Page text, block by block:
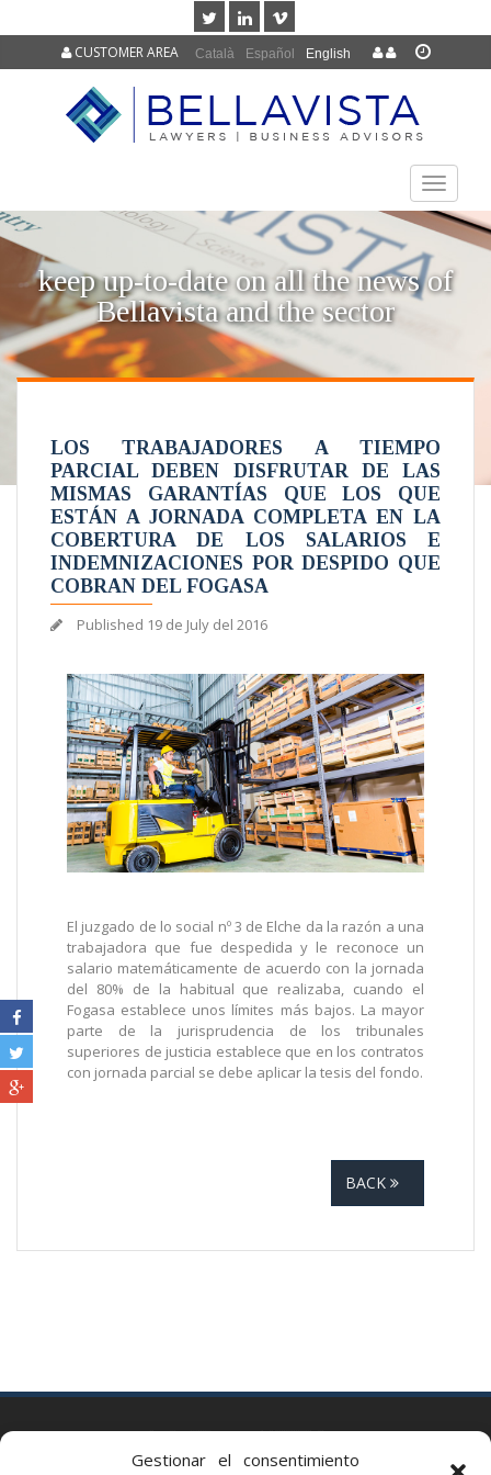
Gestionar el consentimiento
Català Español English
CUSTOMER AREA
TOGGLE
keep up-to-date on all the news of
Bellavista and the sector
LOS TRABAJADORES A TIEMPO
PARCIAL DEBEN DISFRUTAR DE LAS
MISMAS GARANTÍAS QUE LOS QUE
ESTÁN A JORNADA COMPLETA EN LA
COBERTURA DE LOS SALARIOS E
INDEMNIZACIONES POR DESPIDO QUE
COBRAN DEL FOGASA
Published 19 de July del 2016
El juzgado de lo social nº 3 de Elche da la razón a una
trabajadora que fue despedida y le reconoce un
salario matemáticamente de acuerdo con la jornada
del 80% de la habitual que realizaba, cuando el
Fogasa establece unos límites más bajos. La mayor
parte de la jurisprudencia de los tribunales
superiores de justicia establece que en los contratos
con jornada parcial se debe aplicar la tesis del fondo.
BACK
Via Augusta 2 bis, 3º, 08006 Barcelona